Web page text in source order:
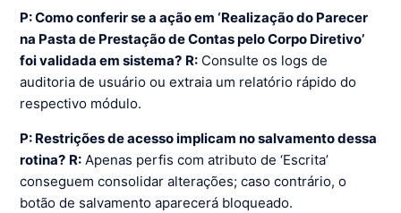
P: Como conferir se a ação em ‘Realização do Parecer
na Pasta de Prestação de Contas pelo Corpo Diretivo’
foi validada em sistema? R: Consulte os logs de
auditoria de usuário ou extraia um relatório rápido do
respectivo módulo.
P: Restrições de acesso implicam no salvamento dessa
rotina? R: Apenas perfis com atributo de ‘Escrita’
conseguem consolidar alterações; caso contrário, o
botão de salvamento aparecerá bloqueado.